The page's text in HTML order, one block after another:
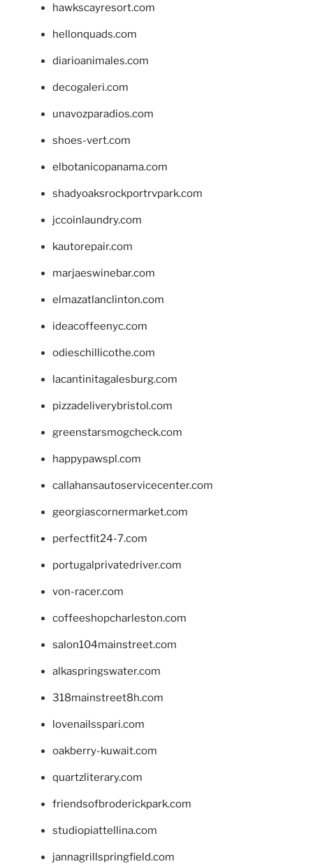
hawkscayresort.com
hellonquads.com
diarioanimales.com
decogaleri.com
unavozparadios.com
shoes-vert.com
elbotanicopanama.com
shadyoaksrockportrvpark.com
jccoinlaundry.com
kautorepair.com
marjaeswinebar.com
elmazatlanclinton.com
ideacoffeenyc.com
odieschillicothe.com
lacantinitagalesburg.com
pizzadeliverybristol.com
greenstarsmogcheck.com
happypawspl.com
callahansautoservicecenter.com
georgiascornermarket.com
perfectfit24-7.com
portugalprivatedriver.com
von-racer.com
coffeeshopcharleston.com
salon104mainstreet.com
alkaspringswater.com
318mainstreet8h.com
lovenailsspari.com
oakberry-kuwait.com
quartzliterary.com
friendsofbroderickpark.com
studiopiattellina.com
jannagrillspringfield.com